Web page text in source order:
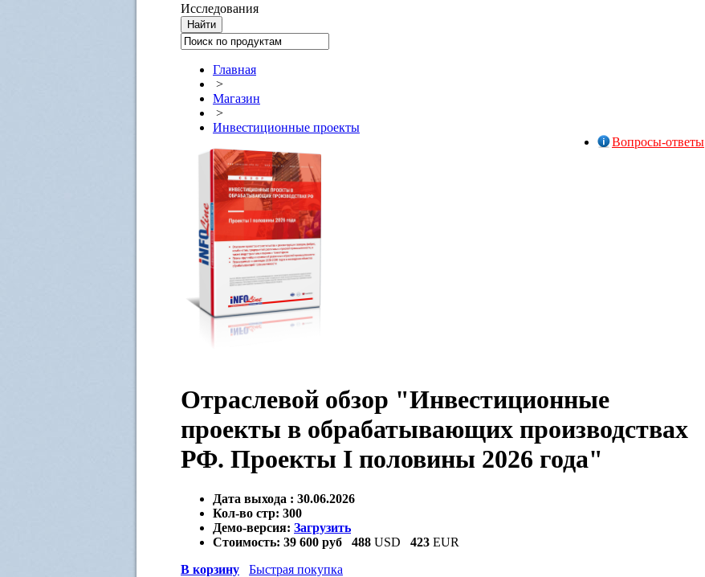
Исследования
Главная
>
Магазин
>
Инвестиционные проекты
Вопросы-ответы
Отраслевой обзор "Инвестиционные
проекты в обрабатывающих производствах
РФ. Проекты I половины 2026 года"
Дата выхода : 30.06.2026
Кол-во стр: 300
Демо-версия: Загрузить
Стоимость: 39 600 руб 488 USD 423 EUR
В корзину
Быстрая покупка